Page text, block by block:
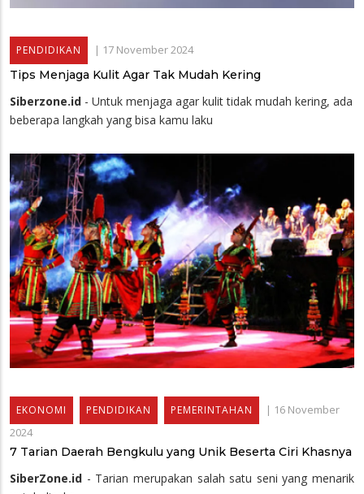
PENDIDIKAN | 17 November 2024
Tips Menjaga Kulit Agar Tak Mudah Kering
Siberzone.id - Untuk menjaga agar kulit tidak mudah kering, ada
beberapa langkah yang bisa kamu laku
EKONOMI PENDIDIKAN PEMERINTAHAN | 16 November
2024
7 Tarian Daerah Bengkulu yang Unik Beserta Ciri Khasnya
SiberZone.id - Tarian merupakan salah satu seni yang menarik